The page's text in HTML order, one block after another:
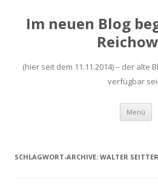
Im neuen Blog
(hier seit dem 11.11.2014) – der alte
verfügbar
Menü
SCHLAGWORT-ARCHIVE: WALTER SEITTER